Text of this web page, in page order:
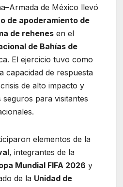
de México llevó
de apoderamiento de
de rehenes en el
de Bahías de
El ejercicio tuvo como
capacidad de respuesta
de alto impacto y
para visitantes
elementos de la
, integrantes de la
Mundial FIFA 2026 y
de la Unidad de